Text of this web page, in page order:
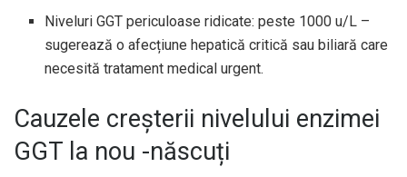
Niveluri GGT periculoase ridicate: peste 1000 u/L –
sugerează o afecțiune hepatică critică sau biliară care
necesită tratament medical urgent.
Cauzele creșterii nivelului enzimei
GGT la nou -născuți